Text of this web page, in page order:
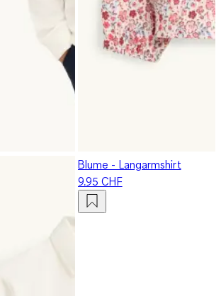
Blume - Langarmshirt
9.95 CHF